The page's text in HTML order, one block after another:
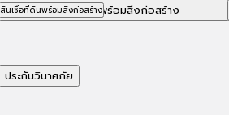
สินเชื่อที่ดินพร้อมสิ่งก่อสร้าง
สินเชื่อที่ดินพร้อมสิ่งก่อสร้าง
ประกันวินาศภัย